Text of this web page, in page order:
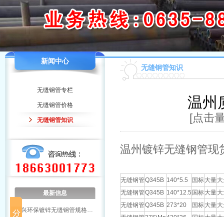
新闻中心
无缝钢管专栏
无缝钢管价格
无缝钢管知识
最新信息
绍兴环保镀锌无缝钢管规格…
无缝钢管知识
温州
[点击
温州镀锌无缝钢管现
无缝钢管Q345B 140*5.5 国标大量
无缝钢管Q345B 140*12.5 国标大量
无缝钢管Q345B 273*20 国标大量